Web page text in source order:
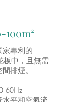
100m²
家專利的
板中，且無需
排煙。
60Hz